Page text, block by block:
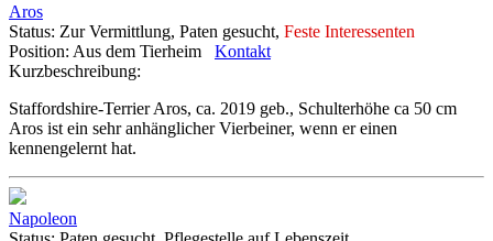
Aros
Status: Zur Vermittlung, Paten gesucht, Feste Interessenten
Position: Aus dem Tierheim
Kontakt
Kurzbeschreibung:
Staffordshire-Terrier Aros, ca. 2019 geb., Schulterhöhe ca 50 cm
Aros ist ein sehr anhänglicher Vierbeiner, wenn er einen
kennengelernt hat.
Napoleon